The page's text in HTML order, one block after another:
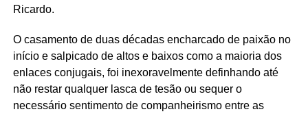
Ricardo.
O casamento de duas décadas encharcado de paixão no
início e salpicado de altos e baixos como a maioria dos
enlaces conjugais, foi inexoravelmente definhando até
não restar qualquer lasca de tesão ou sequer o
necessário sentimento de companheirismo entre as